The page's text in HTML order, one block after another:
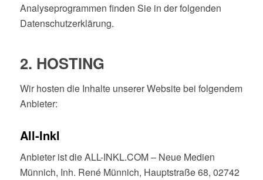
Analyseprogrammen finden Sie in der folgenden
Datenschutzerklärung.
2. HOSTING
Wir hosten die Inhalte unserer Website bei folgendem
Anbieter:
All-Inkl
Anbieter ist die ALL-INKL.COM – Neue Medien
Münnich, Inh. René Münnich, Hauptstraße 68, 02742